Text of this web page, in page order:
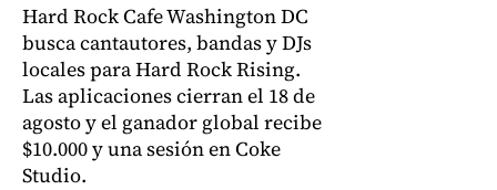
Hard Rock Cafe Washington DC
busca cantautores, bandas y DJs
locales para Hard Rock Rising.
Las aplicaciones cierran el 18 de
agosto y el ganador global recibe
$10.000 y una sesión en Coke
Studio.